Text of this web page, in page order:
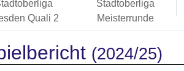
Quali 2
Stadtoberliga
Meisterrunde
(2024/25)